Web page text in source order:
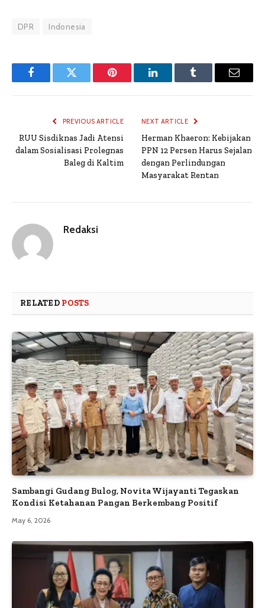
DPR Indonesia
FacebookTwitter Pinterest LinkedInTumblr Email
PREVIOUS ARTICLE
RUU Sisdiknas Jadi Atensi
dalam Sosialisasi Prolegnas
Baleg di Kaltim
NEXT ARTICLE
Herman Khaeron: Kebijakan
PPN 12 Persen Harus Sejalan
dengan Perlindungan
Masyarakat Rentan
Redaksi
RELATED POSTS
Sambangi Gudang Bulog, Novita Wijayanti Tegaskan
Kondisi Ketahanan Pangan Berkembang Positif
May 6, 2026